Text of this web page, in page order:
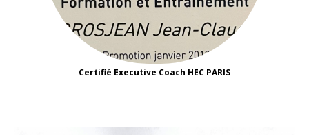
Certifié Executive Coach HEC PARIS